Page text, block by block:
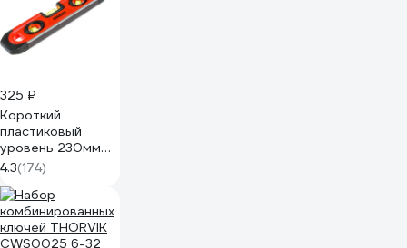
325 ₽
Короткий
пластиковый
уровень 230мм
Gigant GW230
4.3(174)